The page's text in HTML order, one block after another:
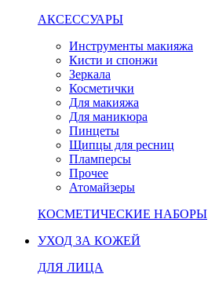
АКСЕССУАРЫ
Инструменты макияжа
Кисти и спонжи
Зеркала
Косметички
Для макияжа
Для маникюра
Пинцеты
Щипцы для ресниц
Пламперсы
Прочее
Атомайзеры
КОСМЕТИЧЕСКИЕ НАБОРЫ
УХОД ЗА КОЖЕЙ
ДЛЯ ЛИЦА